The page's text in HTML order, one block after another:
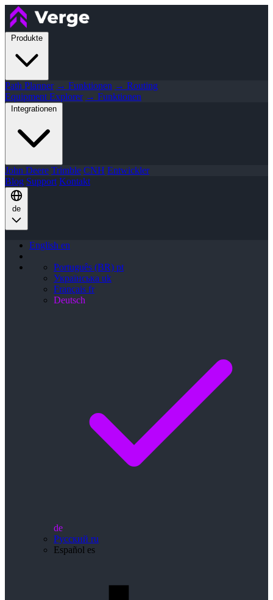
Produkte
Path Planner → Funktionen → Routing
Equipment Explorer → Funktionen
Integrationen
John Deere Trimble CNH Entwickler
Blog Support Kontakt
de
English en
Português (BR) pt
Українська uk
Français fr
Deutsch
de
Русский ru
Español es